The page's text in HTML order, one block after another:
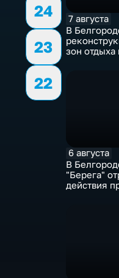
24
23
22
7 августа
В
зон отдыха
6 августа
В
"Берега"
действия